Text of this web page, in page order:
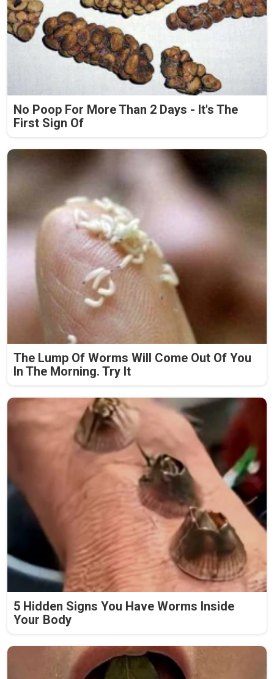
No Poop For More Than 2 Days - It's The
First Sign Of
The Lump Of Worms Will Come Out Of You
In The Morning. Try It
5 Hidden Signs You Have Worms Inside
Your Body